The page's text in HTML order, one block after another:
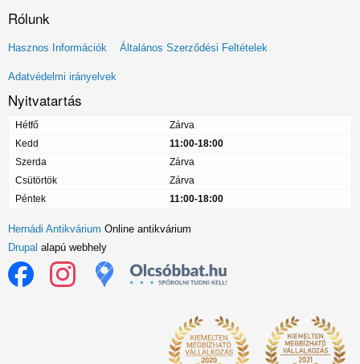
Rólunk
Lábléc
menü
Hasznos Információk Általános Szerződési Feltételek
Adatvédelmi irányelvek
Nyitvatartás
Hétfő
Zárva
Kedd
11:00-18:00
Szerda
Zárva
Csütörtök
Zárva
Péntek
11:00-18:00
Hernádi Antikvárium Online antikvárium
Drupal alapú webhely